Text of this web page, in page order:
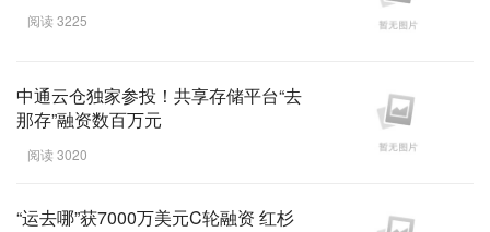
阅读 3225
中通云仓独家参投！共享存储平台“去
那存”融资数百万元
阅读 3020
“运去哪”获7000万美元C轮融资 红杉